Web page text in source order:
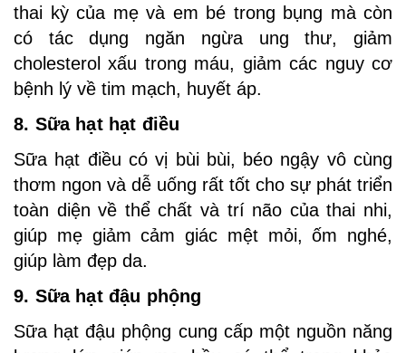
thai kỳ của mẹ và em bé trong bụng mà còn
có tác dụng ngăn ngừa ung thư, giảm
cholesterol xấu trong máu, giảm các nguy cơ
bệnh lý về tim mạch, huyết áp.
8. Sữa hạt hạt điều
Sữa hạt điều có vị bùi bùi, béo ngậy vô cùng
thơm ngon và dễ uống rất tốt cho sự phát triển
toàn diện về thể chất và trí não của thai nhi,
giúp mẹ giảm cảm giác mệt mỏi, ốm nghé,
giúp làm đẹp da.
9. Sữa hạt đậu phộng
Sữa hạt đậu phộng cung cấp một nguồn năng